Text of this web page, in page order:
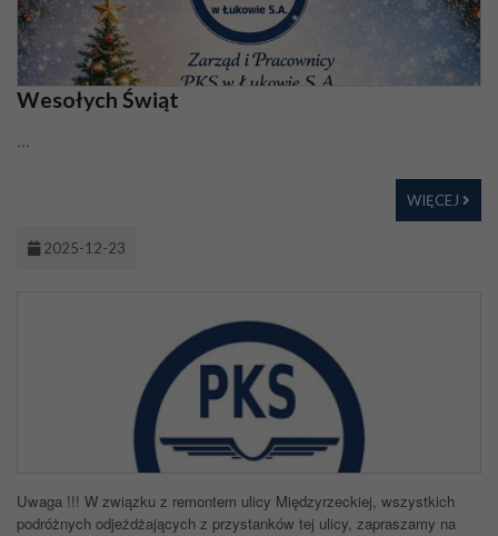
Wesołych Świąt
...
2025-12-23
WIĘCEJ
Uwaga !!! W związku z remontem ulicy Międzyrzeckiej, wszystkich
podróżnych odjeżdżających z przystanków tej ulicy, zapraszamy na